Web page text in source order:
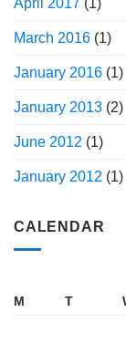
April 2017 (1)
March 2016 (1)
January 2016 (1)
January 2013 (2)
June 2012 (1)
January 2012 (1)
CALENDAR
M T